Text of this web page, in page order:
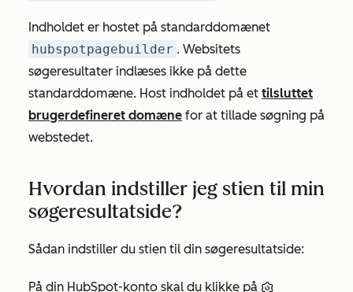
Indholdet er hostet på standarddomænet
hubspotpagebuilder . Websitets
søgeresultater indlæses ikke på dette
standarddomæne. Host indholdet på et tilsluttet
brugerdefineret domæne for at tillade søgning på
webstedet.
Hvordan indstiller jeg stien til min
søgeresultatside?
Sådan indstiller du stien til din søgeresultatside:
På din HubSpot-konto skal du klikke på